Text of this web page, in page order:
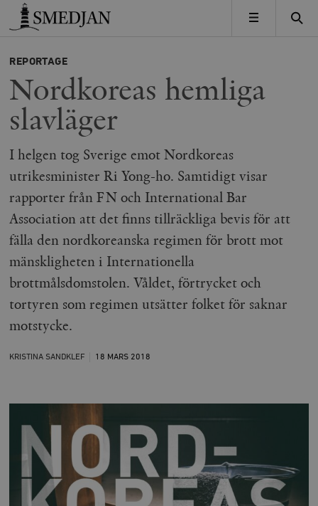
Timbro
MENY
REPORTAGE
Nordkoreas hemliga
slavläger
I helgen tog Sverige emot Nordkoreas
utrikesminister Ri Yong-ho. Samtidigt visar
rapporter från FN och International Bar
Association att det finns tillräckliga bevis för att
fälla den nordkoreanska regimen för brott mot
mänskligheten i Internationella
brottmålsdomstolen. Våldet, förtrycket och
tortyren som regimen utsätter folket för saknar
motstycke.
KRISTINA SANDKLEF 18 MARS 2018